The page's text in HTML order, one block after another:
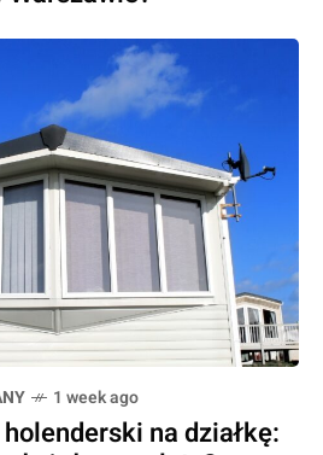
1 week ago
na działkę: